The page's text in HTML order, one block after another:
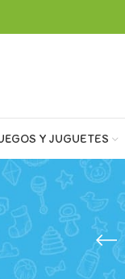
Y JUGUETES